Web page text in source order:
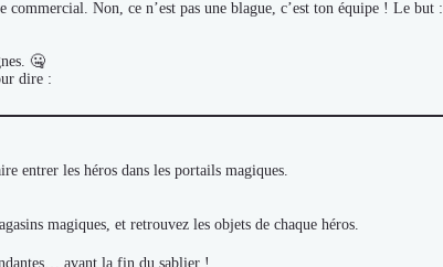
commercial. Non, ce n’est pas une blague, c’est ton équipe ! Le but :
🤐
dire :
entrer les héros dans les portails magiques.
magiques, et retrouvez les objets de chaque héros.
avant la fin du sablier !